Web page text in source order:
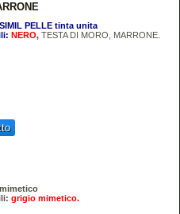
PELLE tinta unita
NERO, TESTA DI MORO, MARRONE.
grigio mimetico.